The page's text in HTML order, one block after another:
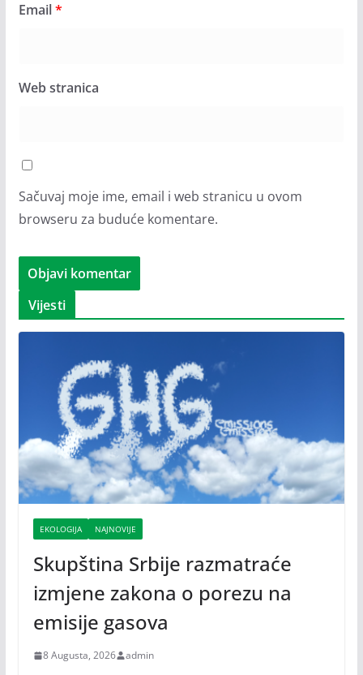
Email*
Web stranica
Sačuvaj moje ime, email i web stranicu u ovom
browseru za buduće komentare.
Vijesti
EKOLOGIJA NAJNOVIJE
Skupština Srbije razmatraće
izmjene zakona o porezu na
emisije gasova
8 Augusta, 2026 admin